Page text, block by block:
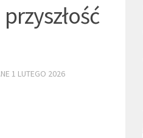
1 LUTEGO 2026